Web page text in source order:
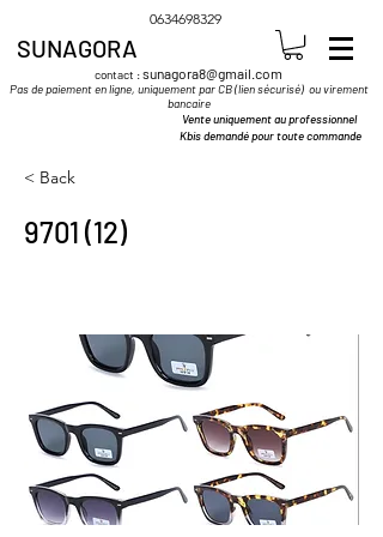
0634698329
SUNAGORA
contact :sunagora8@gmail.com
Pas de paiement en ligne, uniquement par CB (lien sécurisé) ou virement
bancaire
Vente uniquement au professionnel
Kbis demandé pour toute commande
< Back
9701 (12)